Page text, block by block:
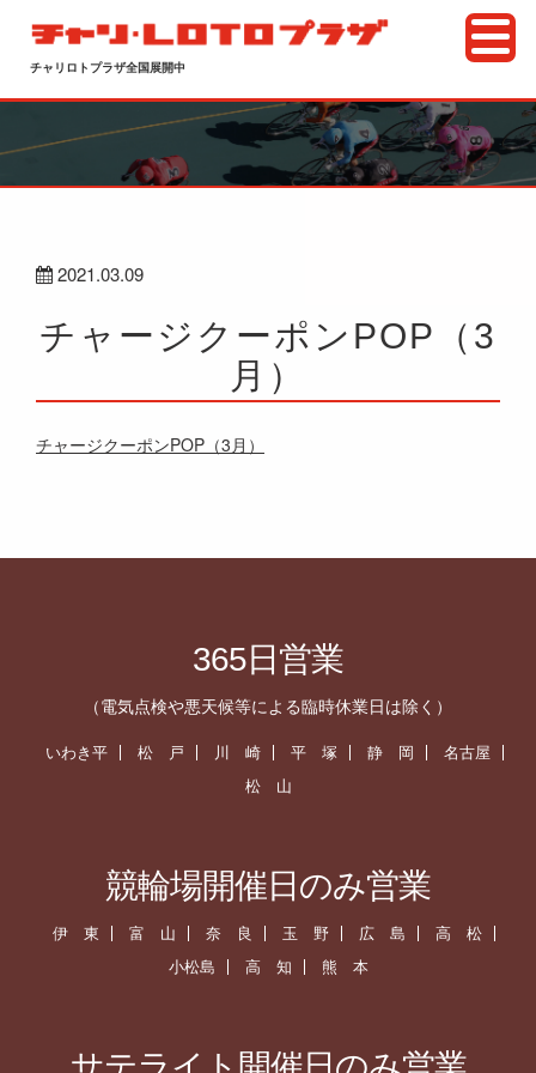
チャリロトプラザ全国展開中
2021.03.09
チャージクーポンPOP（3
月）
チャージクーポンPOP（3月）
365日営業
（電気点検や悪天候等による臨時休業日は除く）
いわき平 松 戸 川 崎 平 塚 静 岡
名古屋
松 山
競輪場開催日のみ営業
伊 東 富 山 奈 良 玉 野 広 島
高 松
小松島
高 知 熊 本